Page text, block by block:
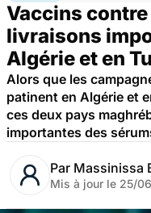
Vaccins
livraisons
Algérie et en
Alors que les
patinent en Algérie et
ces deux pays
importantes des
Par Massinissa
Mis à jour le 25/